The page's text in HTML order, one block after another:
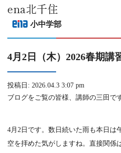
ena北千住
小中学部
4月2日（木）2026春期
投稿日: 2026.04.3 3:07 pm
ブログをご覧の皆様、講師の三田で
4月2日です。数日続いた雨も本日は
空を拝めた気がしますね。直接関係